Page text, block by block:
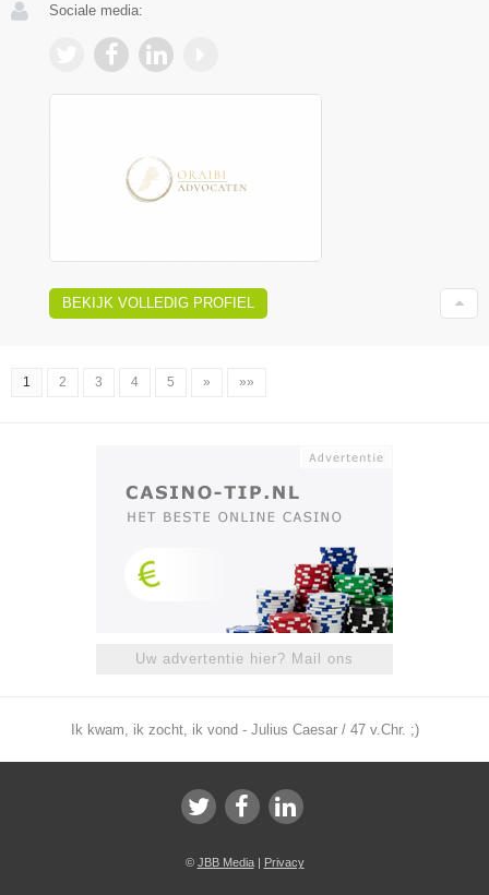
Sociale media:
BEKIJK VOLLEDIG PROFIEL
1 2 3 4 5 » »»
Uw advertentie hier? Mail ons
Ik kwam, ik zocht, ik vond - Julius Caesar / 47 v.Chr. ;)
© JBB Media| Privacy